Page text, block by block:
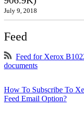
July 9, 2018
Feed
Feed for Xerox
documents
How To Subscribe To
Feed Email Option?